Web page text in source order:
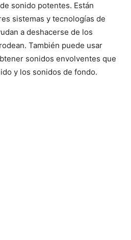
sonido potentes. Están
sistemas y tecnologías de
a deshacerse de los
También puede usar
sonidos envolventes que
y los sonidos de fondo.